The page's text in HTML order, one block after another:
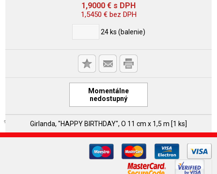
1,9000 € s DPH
1,5450 €bez DPH
24 ks (balenie)
Momentálne
nedostupný
Girlanda, "HAPPY BIRTHDAY", O 11 cm x 1,5 m [1 ks]